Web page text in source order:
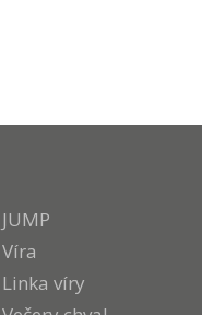
JUMP
Víra
Linka víry